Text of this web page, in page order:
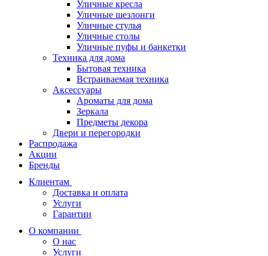
Уличные кресла
Уличные шезлонги
Уличные стулья
Уличные столы
Уличные пуфы и банкетки
Техника для дома
Бытовая техника
Встраиваемая техника
Аксессуары
Ароматы для дома
Зеркала
Предметы декора
Двери и перегородки
Распродажа
Акции
Бренды
Клиентам
Доставка и оплата
Услуги
Гарантии
О компании
О нас
Услуги